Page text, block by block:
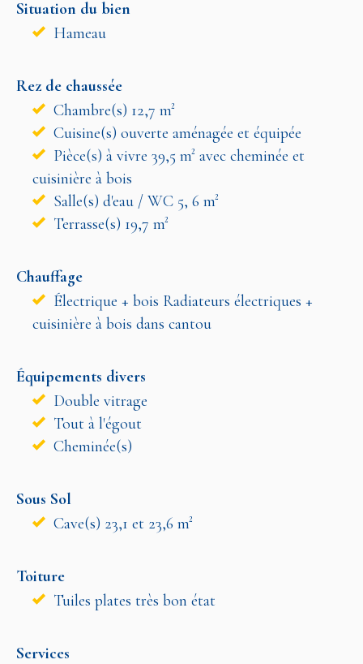
Situation du bien
Hameau
Rez de chaussée
Chambre(s) 12,7 m²
Cuisine(s) ouverte aménagée et équipée
Pièce(s) à vivre 39,5 m² avec cheminée et
cuisinière à bois
Salle(s) d'eau / WC 5, 6 m²
Terrasse(s) 19,7 m²
Chauffage
Électrique + bois Radiateurs électriques +
cuisinière à bois dans cantou
Équipements divers
Double vitrage
Tout à l'égout
Cheminée(s)
Sous Sol
Cave(s) 23,1 et 23,6 m²
Toiture
Tuiles plates très bon état
Services